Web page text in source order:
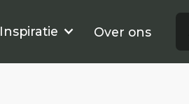
Inspiratie Over ons
Inspiratie Over ons